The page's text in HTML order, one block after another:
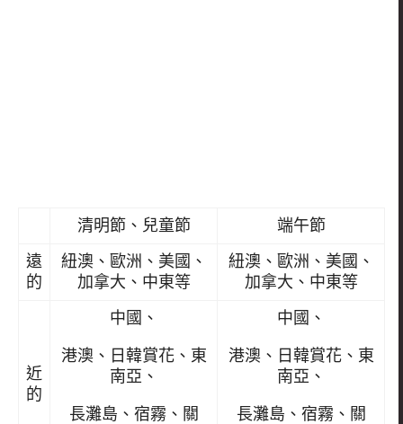
清明節、兒童節
端午節
遠
的
紐澳、歐洲、美國、
加拿大、中東等
紐澳、歐洲、美國、
加拿大、中東等
近
的
中國、
港澳、日韓賞花、東
南亞、
長灘島、宿霧、關
中國、
港澳、日韓賞花、東
南亞、
長灘島、宿霧、關